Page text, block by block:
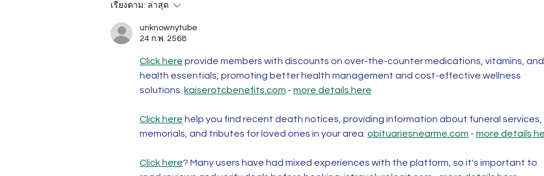
เรียงตาม: ล่าสุด
unknownytube
24 ก.พ. 2568
Click here provide members with discounts on over-the-counter medications, vitamins,
health essentials, promoting better health management and cost-effective wellness
solutions. kaiserotcbenefits.com - more details here
Click here help you find recent death notices, providing information about funeral services,
memorials, and tributes for loved ones in your area. obituariesnearme.com - more details
Click here? Many users have had mixed experiences with the platform, so it's important to